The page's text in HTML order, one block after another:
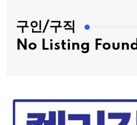
구인/구직
No Listing Found